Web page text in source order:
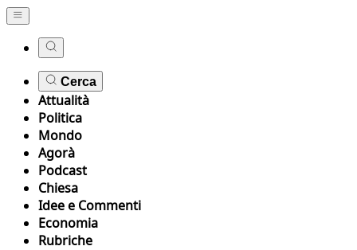
Cerca
Attualità
Politica
Mondo
Agorà
Podcast
Chiesa
Idee e Commenti
Economia
Rubriche